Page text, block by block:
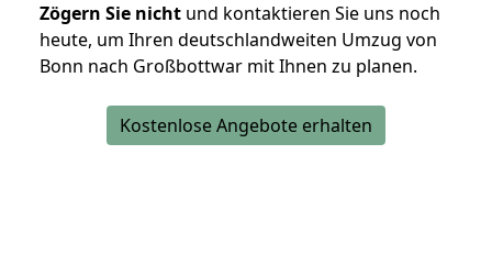
Zögern Sie nicht und kontaktieren Sie uns noch
heute, um Ihren deutschlandweiten Umzug von
Bonn nach Großbottwar mit Ihnen zu planen.
Kostenlose Angebote erhalten